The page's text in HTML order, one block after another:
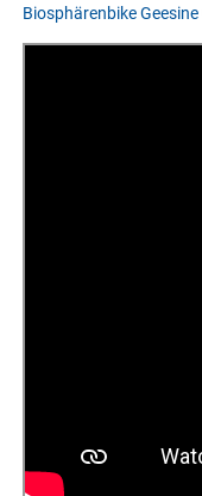
Biosphärenbike Geesine